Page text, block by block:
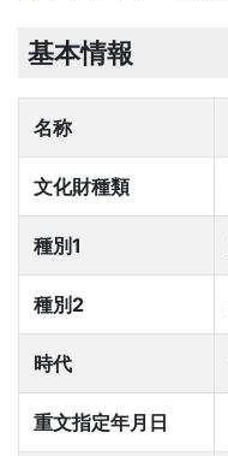
基本情報
名称
文化財種類
種別1
種別2
時代
重文指定年月日